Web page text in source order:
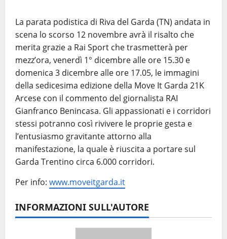
La parata podistica di Riva del Garda (TN) andata in
scena lo scorso 12 novembre avrà il risalto che
merita grazie a Rai Sport che trasmetterà per
mezz’ora, venerdì 1° dicembre alle ore 15.30 e
domenica 3 dicembre alle ore 17.05, le immagini
della sedicesima edizione della Move It Garda 21K
Arcese con il commento del giornalista RAI
Gianfranco Benincasa. Gli appassionati e i corridori
stessi potranno così rivivere le proprie gesta e
l’entusiasmo gravitante attorno alla
manifestazione, la quale è riuscita a portare sul
Garda Trentino circa 6.000 corridori.
Per info: www.moveitgarda.it
INFORMAZIONI SULL'AUTORE